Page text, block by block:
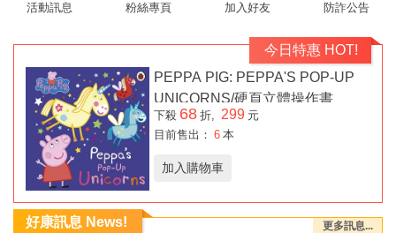
活動訊息 粉絲專頁 加入好友 防詐公告
今日特惠 HOT!
PEPPA PIG: PEPPA'S POP-UP
UNICORNS/硬頁立體操作書
下殺 68 折, 299 元
目前售出： 6 本
加入購物車
好康訊息 News! 更多訊息...